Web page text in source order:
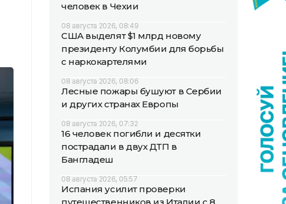
человек в Чехии
08 августа 2026, 08:49
США выделят $1 млрд новому
президенту Колумбии для борьбы
с наркокартелями
08 августа 2026, 08:06
Лесные пожары бушуют в Сербии
и других странах Европы
08 августа 2026, 07:32
16 человек погибли и десятки
пострадали в двух ДТП в
Бангладеш
08 августа 2026, 05:57
Испания усилит проверки